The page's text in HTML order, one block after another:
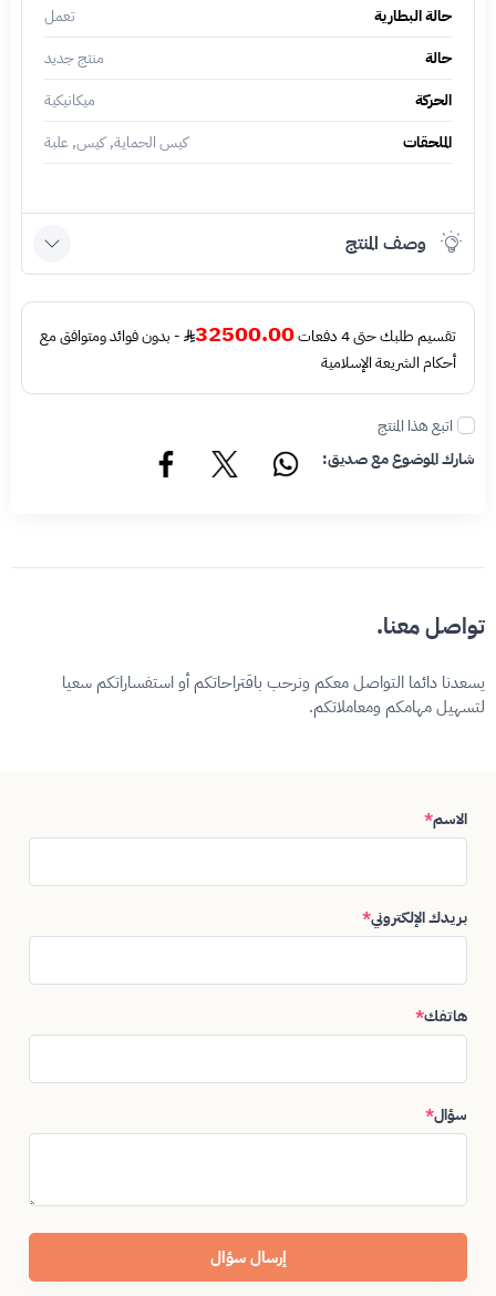
حالة البطارية
تعمل
حالة
منتج جديد
الحركة
ميكانيكية
الملحقات
كيس الحماية, كيس, علبة
وصف المنتج
تقسيم طلبك حتى 4 دفعات 32500.00
- بدون فوائد ومتوافق مع
أحكام الشريعة الإسلامية
اتبع هذا المنتج
شارك الموضوع مع صديق:
تواصل معنا.
يسعدنا دائما التواصل معكم ونرحب باقتراحاتكم أو استفساراتكم سعيا
لتسهيل مهامكم ومعاملاتكم.
الاسم*
بريدك الإلكتروني*
هاتفك*
سؤال*
إرسال سؤال